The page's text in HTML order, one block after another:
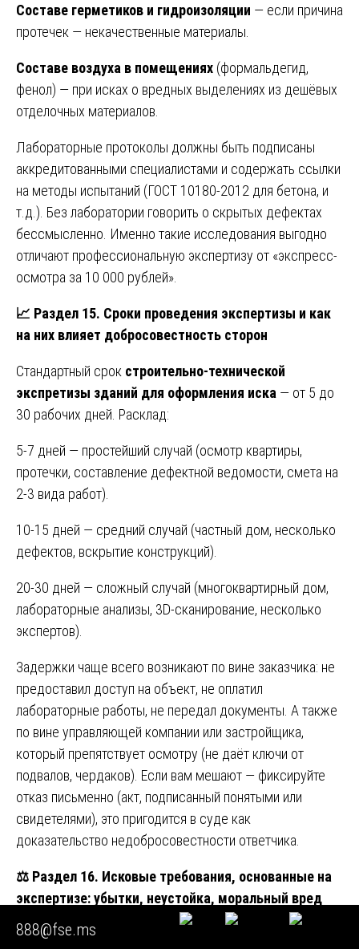
Составе герметиков и гидроизоляции — если причина
протечек — некачественные материалы.
Составе воздуха в помещениях (формальдегид,
фенол) — при исках о вредных выделениях из дешёвых
отделочных материалов.
Лабораторные протоколы должны быть подписаны
аккредитованными специалистами и содержать ссылки
на методы испытаний (ГОСТ 10180-2012 для бетона, и
т.д.). Без лаборатории говорить о скрытых дефектах
бессмысленно. Именно такие исследования выгодно
отличают профессиональную экспертизу от «экспресс-
осмотра за 10 000 рублей».
📈 Раздел 15. Сроки проведения экспертизы и как
на них влияет добросовестность сторон
Стандартный срок строительно-технической
экспретизы зданий для оформления иска — от 5 до
30 рабочих дней. Расклад:
5-7 дней — простейший случай (осмотр квартиры,
протечки, составление дефектной ведомости, смета на
2-3 вида работ).
10-15 дней — средний случай (частный дом, несколько
дефектов, вскрытие конструкций).
20-30 дней — сложный случай (многоквартирный дом,
лабораторные анализы, 3D-сканирование, несколько
экспертов).
Задержки чаще всего возникают по вине заказчика: не
предоставил доступ на объект, не оплатил
лабораторные работы, не передал документы. А также
по вине управляющей компании или застройщика,
который препятствует осмотру (не даёт ключи от
подвалов, чердаков). Если вам мешают — фиксируйте
отказ письменно (акт, подписанный понятыми или
свидетелями), это пригодится в суде как
доказательство недобросовестности ответчика.
⚖️ Раздел 16. Исковые требования, основанные на
экспертизе: убытки, неустойка, моральный вред
Правильно проведённая
888@fse.ms